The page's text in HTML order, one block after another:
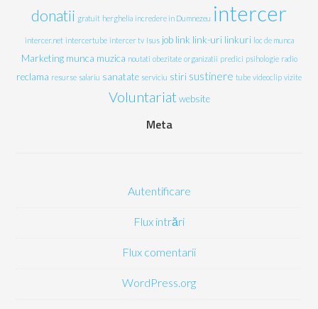
donatii gratuit herghelia incredere in Dumnezeu intercer
intercer.net intercertube intercer tv Isus job link link-uri linkuri loc de munca
Marketing munca muzica noutati obezitate organizatii predici psihologie radio
reclama resurse salariu sanatate serviciu stiri sustinere tube videoclip vizite
Voluntariat website
Meta
Autentificare
Flux intrări
Flux comentarii
WordPress.org